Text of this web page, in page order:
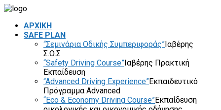
ΑΡΧΙΚΗ
SAFE PLAN
“Σεμινάρια Οδικής Συμπεριφοράς”Ιαβέρης
Σ.Ο.Σ
“Safety Driving Course”Ιαβέρης Πρακτική
Εκπαίδευση
“Advanced Driving Experience”Εκπαιδευτικό
Πρόγραμμα Advanced
“Eco & Economy Driving Course”Εκπαίδευση